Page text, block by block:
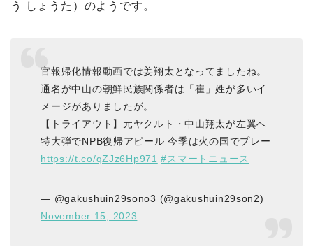
う しょうた）のようです。
官報帰化情報動画では姜翔太となってましたね。
通名が中山の朝鮮民族関係者は「崔」姓が多いイ
メージがありましたが。
【トライアウト】元ヤクルト・中山翔太が左翼へ
特大弾でNPB復帰アピール 今季は火の国でプレー
https://t.co/qZJz6Hp971 #スマートニュース
— @gakushuin29sono3 (@gakushuin29son2)
November 15, 2023